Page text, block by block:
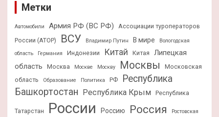
Метки
Автомобили Армия РФ (ВС РФ)
Ассоциации туроператоров
России (АТОР)
ВСУ Владимир Путин В мире
Вологодская
область
Германия Индонезии Китай Китая
Липецкая
область
Москва Москве Москву Москвы
Московская
область
Образование Политика РФ
Республика
Башкортостан Республика Крым Республика
Татарстан России Россию Россия
Ростовская